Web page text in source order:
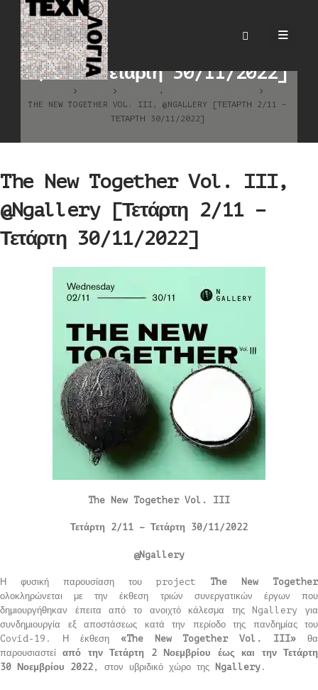
The New Together Vol.
III, @Ngallery [Τετάρτη
2/11 – Τετάρτη 30/11/2022]
,
THE NEW TOGETHER VOL. III, @NGALLERY [ΤΕΤΆΡΤΗ 2/11 –
ΤΕΤΆΡΤΗ 30/11/2022]
The New Together Vol. III,
@Ngallery [Τετάρτη 2/11 –
Τετάρτη 30/11/2022]
The New Together Vol. III
Τετάρτη 2/11 – Τετάρτη 30/11/2022
@Ngallery
Η φυσική παρουσίαση του project The New Together
ολοκληρώνεται με την έκθεση τριών συνεργατικών έργων που
δημιουργήθηκαν έπειτα από το ανοιχτό κάλεσμα της Ngallery για
συνδημιουργία εξ αποστάσεως κατά την περίοδο της πανδημίας του
Covid-19. Η έκθεση «The New Together Vol. III» θα
παρουσιαστείαπό την Τετάρτη 2 Νοεμβρίου έως και την Τετάρτη
30 Νοεμβρίου 2022 , στον υβριδικό χώρο της Ngallery .